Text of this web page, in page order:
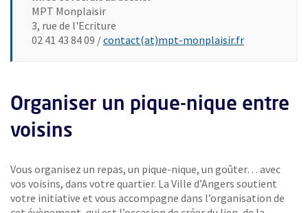
MPT Monplaisir
3, rue de l'Ecriture
02 41 43 84 09 /contact(at)mpt-monplaisir.fr, Ouvre une
Organiser un pique-nique entre
voisins
Vous organisez un repas, un pique-nique, un goûter… avec
vos voisins, dans votre quartier. La Ville d’Angers soutient
votre initiative et vous accompagne dans l’organisation de